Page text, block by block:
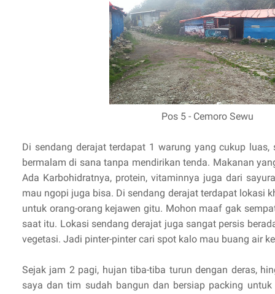
Pos 5 - Cemoro Sewu
Di sendang derajat terdapat 1 warung yang cukup luas,
bermalam di sana tanpa mendirikan tenda. Makanan
Ada Karbohidratnya, protein, vitaminnya juga dari
mau ngopi juga bisa. Di sendang derajat terdapat lokasi
untuk orang-orang kejawen gitu. Mohon maaf gak
saat itu. Lokasi sendang derajat juga sangat persis
vegetasi. Jadi pinter-pinter cari spot kalo mau buang air
Sejak jam 2 pagi, hujan tiba-tiba turun dengan deras,
saya dan tim sudah bangun dan bersiap packing